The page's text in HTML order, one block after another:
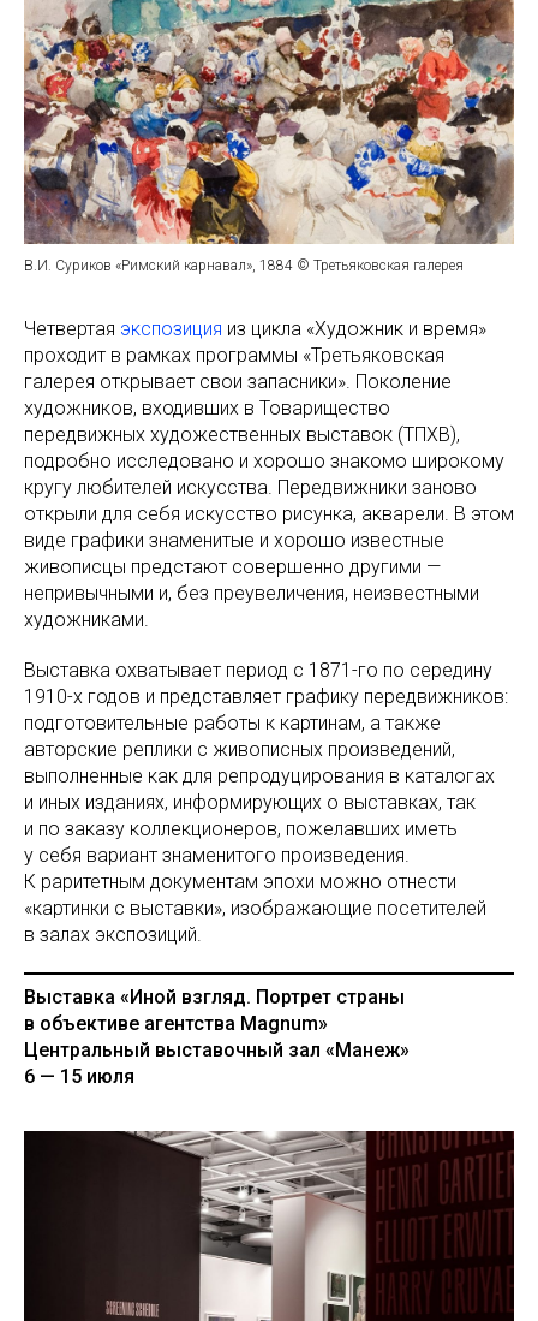
В.И. Суриков «Римский карнавал», 1884 © Третьяковская галерея
Четвертая экспозиция из цикла «Художник и время»
проходит в рамках программы «Третьяковская
галерея открывает свои запасники». Поколение
художников, входивших в Товарищество
передвижных художественных выставок (ТПХВ),
подробно исследовано и хорошо знакомо широкому
кругу любителей искусства. Передвижники заново
открыли для себя искусство рисунка, акварели. В этом
виде графики знаменитые и хорошо известные
живописцы предстают совершенно другими —
непривычными и, без преувеличения, неизвестными
художниками.
Выставка охватывает период с 1871-го по середину
1910-х годов и представляет графику передвижников:
подготовительные работы к картинам, а также
авторские реплики с живописных произведений,
выполненные как для репродуцирования в каталогах
и иных изданиях, информирующих о выставках, так
и по заказу коллекционеров, пожелавших иметь
у себя вариант знаменитого произведения.
К раритетным документам эпохи можно отнести
«картинки с выставки», изображающие посетителей
в залах экспозиций.
Выставка «Иной взгляд. Портрет страны
в объективе агентства Magnum»
Центральный выставочный зал «Манеж»
6 — 15 июля